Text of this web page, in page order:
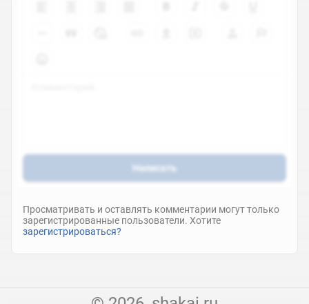
Написать
Просматривать и оставлять комментарии могут только
зарегистрированные пользователи. Хотите
зарегистрироваться?